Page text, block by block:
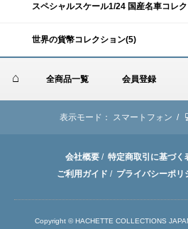
スペシャルスケール1/24 国産名車コレ
世界の貨幣コレクション(5)
全商品一覧 会員登録
表示モード： スマートフォン /
会社概要 / 特定商取引に基づく
ご利用ガイド / プライバシーポリ
Copyright © HACHETTE COLLECTIONS